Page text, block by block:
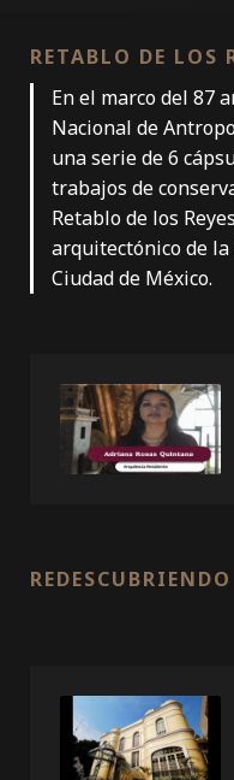
RETABLO DE LOS
En el marco del 87
Nacional de
una serie de 6
trabajos de
Retablo de los
arquitectónico de
Ciudad de México.